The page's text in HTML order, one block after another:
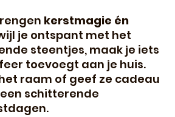
kerstmagie én
je ontspant met het
steentjes, maak je iets
toevoegt aan je huis.
raam of geef ze cadeau
schitterende